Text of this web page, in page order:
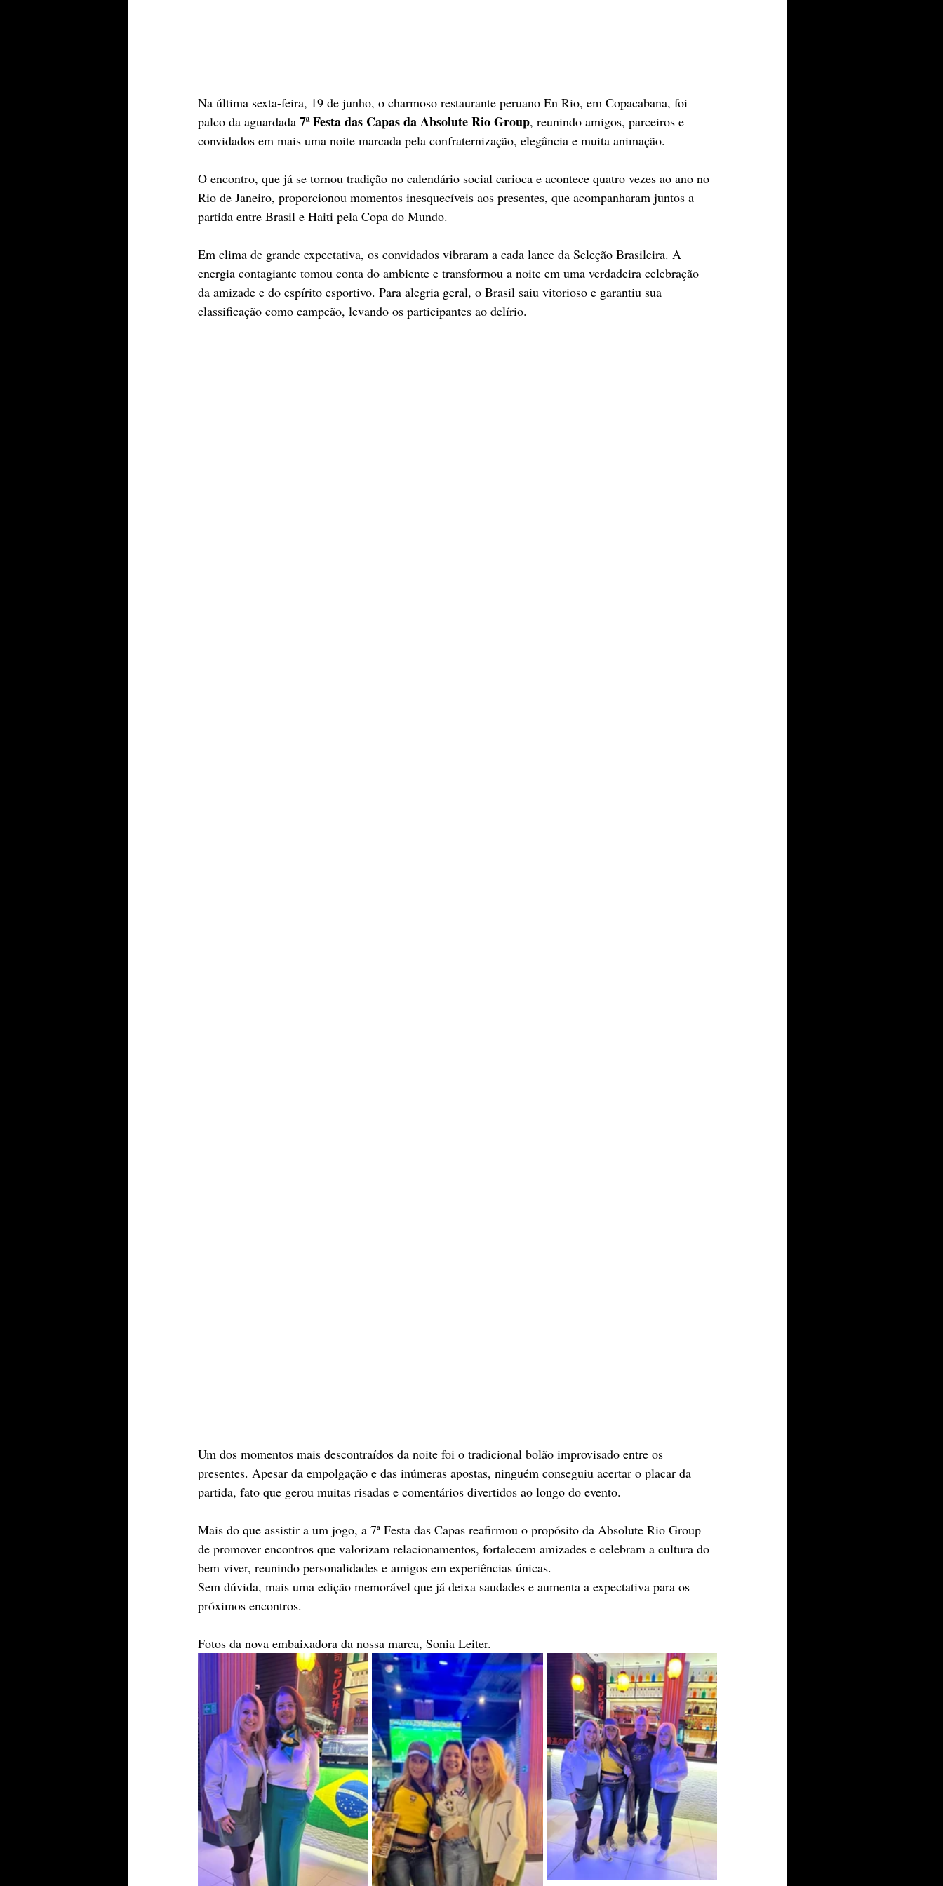
Na última sexta-feira, 19 de junho, o charmoso restaurante peruano En Rio, em Copacabana, foi
palco da aguardada 7ª Festa das Capas da Absolute Rio Group, reunindo amigos, parceiros e
convidados em mais uma noite marcada pela confraternização, elegância e muita animação.
O encontro, que já se tornou tradição no calendário social carioca e acontece quatro vezes ao ano no
Rio de Janeiro, proporcionou momentos inesquecíveis aos presentes, que acompanharam juntos a
partida entre Brasil e Haiti pela Copa do Mundo.
Em clima de grande expectativa, os convidados vibraram a cada lance da Seleção Brasileira. A
energia contagiante tomou conta do ambiente e transformou a noite em uma verdadeira celebração
da amizade e do espírito esportivo. Para alegria geral, o Brasil saiu vitorioso e garantiu sua
classificação como campeão, levando os participantes ao delírio.
Um dos momentos mais descontraídos da noite foi o tradicional bolão improvisado entre os
presentes. Apesar da empolgação e das inúmeras apostas, ninguém conseguiu acertar o placar da
partida, fato que gerou muitas risadas e comentários divertidos ao longo do evento.
Mais do que assistir a um jogo, a 7ª Festa das Capas reafirmou o propósito da Absolute Rio Group
de promover encontros que valorizam relacionamentos, fortalecem amizades e celebram a cultura do
bem viver, reunindo personalidades e amigos em experiências únicas.
Sem dúvida, mais uma edição memorável que já deixa saudades e aumenta a expectativa para os
próximos encontros.
Fotos da nova embaixadora da nossa marca, Sonia Leiter.